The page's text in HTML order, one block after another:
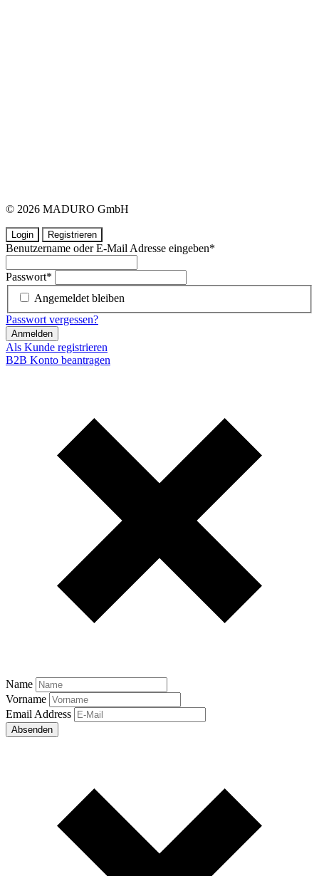
© 2026 MADURO GmbH
Login Registrieren
Benutzername oder E-Mail Adresse eingeben*
Passwort*
Angemeldet bleiben
Passwort vergessen?
Anmelden
Als Kunde registrieren
B2B Konto beantragen
Name
Vorname
Email Address